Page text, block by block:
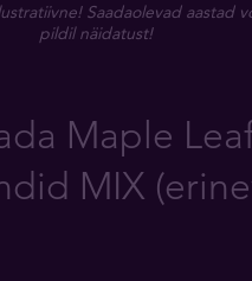
Saadaolevad aastad
pildil näidatust!
Maple
MIX